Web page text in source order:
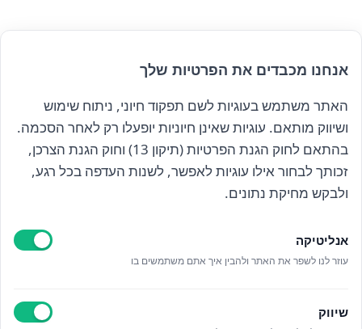
הרשם לניוזלטר שלנו
קראתי ואני מאשר/ת את
אנחנו מכבדים את הפרטיות שלך
האתר משתמש בעוגיות לשם תפקוד חיוני, ניתוח שימוש
ושיווק מותאם. עוגיות שאינן חיוניות יופעלו רק לאחר הסכמה.
בהתאם לחוק הגנת הפרטיות (תיקון 13) וחוק הגנת הצרכן,
זכותך לבחור אילו עוגיות לאפשר, לשנות העדפה בכל רגע,
ולבקש מחיקת נתונים.
אנליטיקה
עוזר לנו לשפר את האתר ולהבין איך אתם משתמשים בו
שיווק